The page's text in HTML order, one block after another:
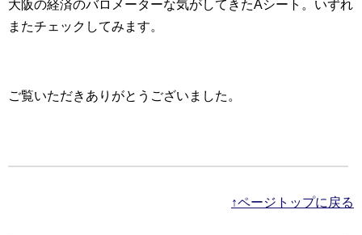
大阪の経済のバロメーターな気がしてきたAシート。いずれ
またチェックしてみます。
ご覧いただきありがとうございました。
↑ページトップに戻る